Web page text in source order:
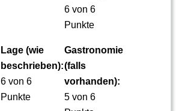
6 von 6
Punkte
Lage (wie
beschrieben):
6 von 6
Punkte
Gastronomie
(falls
vorhanden):
5 von 6